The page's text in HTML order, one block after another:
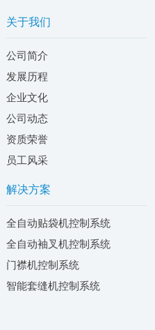
关于我们
公司简介
发展历程
企业文化
公司动态
资质荣誉
员工风采
解决方案
全自动贴袋机控制系统
全自动袖叉机控制系统
门襟机控制系统
智能套缝机控制系统